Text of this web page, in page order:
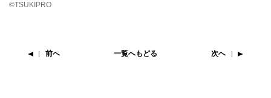
©TSUKIPRO
前へ 一覧へもどる 次へ